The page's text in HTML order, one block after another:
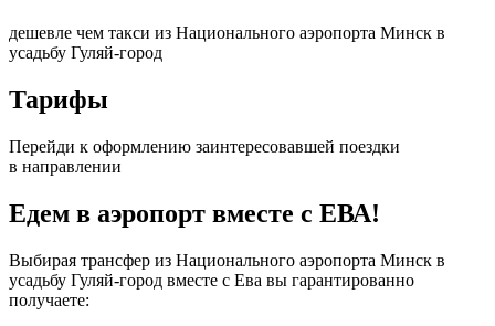
дешевле чем такси из Национального аэропорта Минск в
усадьбу Гуляй-город
Тарифы
Перейди к оформлению заинтересовавшей поездки
в направлении
Едем в аэропорт вместе с ЕВА!
Выбирая трансфер из Национального аэропорта Минск в
усадьбу Гуляй-город вместе с Ева вы гарантированно
получаете: